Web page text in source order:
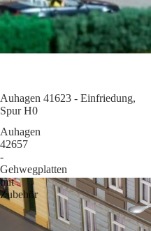
Auhagen 41623 - Einfriedung,
Spur H0
Auhagen
42657
-
Gehwegplatten
mit
Zubehör